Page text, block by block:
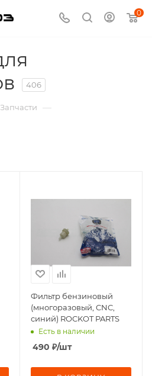
0
406
Запчасти —
Фильтр бензиновый
(многоразовый, CNC,
синий) ROCKOT PARTS
Есть в наличии
490 ₽/шт